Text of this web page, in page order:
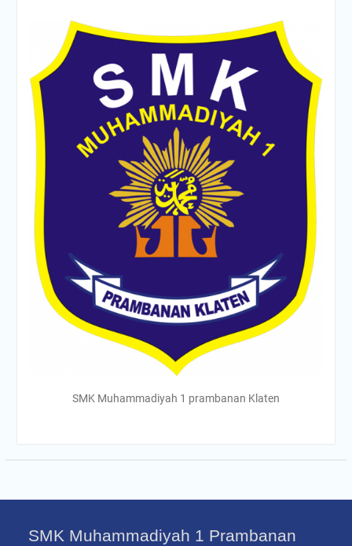
SMK Muhammadiyah 1 prambanan Klaten
SMK Muhammadiyah 1 Prambanan